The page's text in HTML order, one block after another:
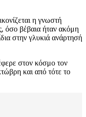
η γνωστή
όσο βέβαια ήταν ακόμη
στην γλυκιά ανάρτησή
στον κόσμο τον
και από τότε το